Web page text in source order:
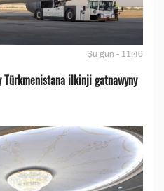
Şu gün - 11:46
Türkmenistana ilkinji gatnawyny